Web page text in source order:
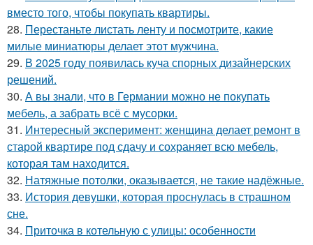
вместо того, чтобы покупать квартиры.
28. Перестаньте листать ленту и посмотрите, какие
милые миниатюры делает этот мужчина.
29. В 2025 году появилась куча спорных дизайнерских
решений.
30. А вы знали, что в Германии можно не покупать
мебель, а забрать всё с мусорки.
31. Интересный эксперимент: женщина делает ремонт в
старой квартире под сдачу и сохраняет всю мебель,
которая там находится.
32. Натяжные потолки, оказывается, не такие надёжные.
33. История девушки, которая проснулась в страшном
сне.
34. Приточка в котельную с улицы: особенности